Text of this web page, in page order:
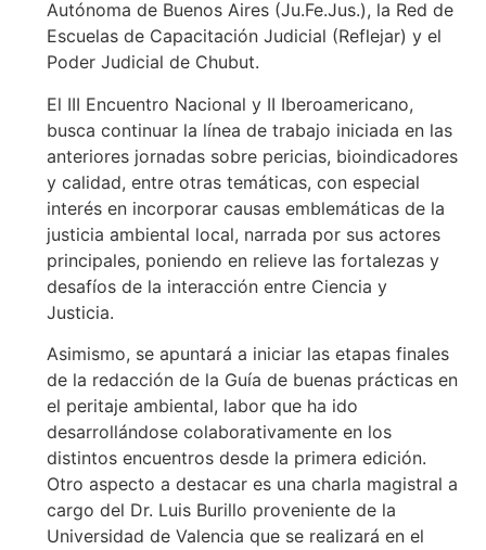
Autónoma de Buenos Aires (Ju.Fe.Jus.), la Red de
Escuelas de Capacitación Judicial (Reflejar) y el
Poder Judicial de Chubut.
El III Encuentro Nacional y II Iberoamericano,
busca continuar la línea de trabajo iniciada en las
anteriores jornadas sobre pericias, bioindicadores
y calidad, entre otras temáticas, con especial
interés en incorporar causas emblemáticas de la
justicia ambiental local, narrada por sus actores
principales, poniendo en relieve las fortalezas y
desafíos de la interacción entre Ciencia y
Justicia.
Asimismo, se apuntará a iniciar las etapas finales
de la redacción de la Guía de buenas prácticas en
el peritaje ambiental, labor que ha ido
desarrollándose colaborativamente en los
distintos encuentros desde la primera edición.
Otro aspecto a destacar es una charla magistral a
cargo del Dr. Luis Burillo proveniente de la
Universidad de Valencia que se realizará en el